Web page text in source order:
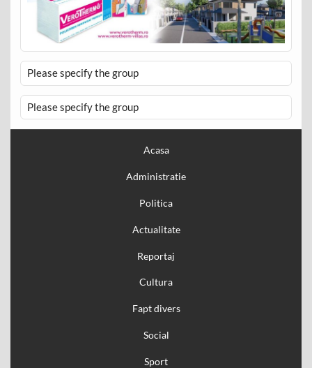
Please specify the group
Please specify the group
Acasa
Administratie
Politica
Actualitate
Reportaj
Cultura
Fapt divers
Social
Sport